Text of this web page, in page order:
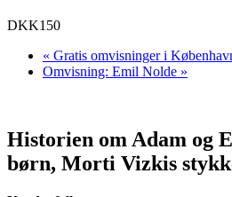
DKK150
« Gratis omvisninger i
Omvisning: Emil Nolde »
Historien om Adam og
børn, Morti Vizkis